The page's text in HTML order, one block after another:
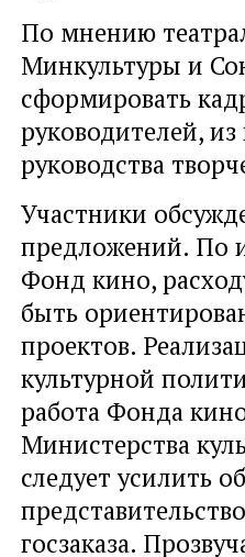
По мнению
Минкультуры и
сформировать
руководителей,
руководства
Участники
предложений. По
Фонд кино,
быть
проектов.
культурной
работа Фонда
Министерства
следует усилить
госзаказа.